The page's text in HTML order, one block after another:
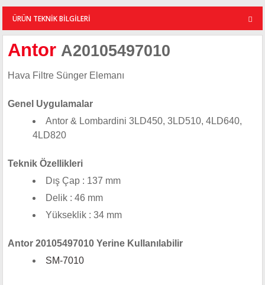
ÜRÜN TEKNİK BİLGİLERİ
Antor A20105497010
Hava Filtre Sünger Elemanı
Genel Uygulamalar
Antor & Lombardini 3LD450, 3LD510, 4LD640,
4LD820
Teknik Özellikleri
Dış Çap : 137 mm
Delik : 46 mm
Yükseklik : 34 mm
Antor 20105497010 Yerine Kullanılabilir
SM-7010